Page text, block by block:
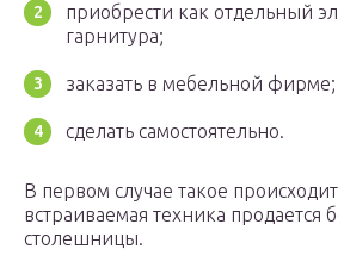
приобрести как отдельный
гарнитура;
заказать в мебельной фирме;
сделать самостоятельно.
В первом случае такое
встраиваемая техника продается
столешницы.